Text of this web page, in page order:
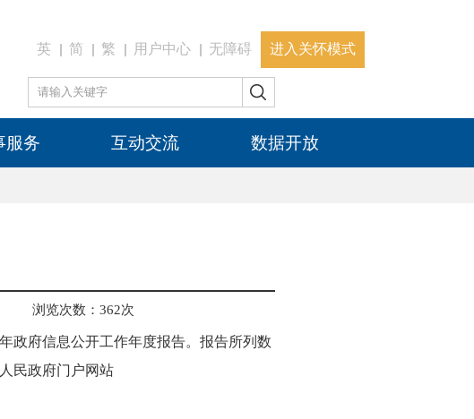
英 简 繁 用户中心 无障碍 进入关怀模式
服务 互动交流 数据开放
浏览次数： 362次
府信息公开工作年度报告。报告所列数
民政府门户网站